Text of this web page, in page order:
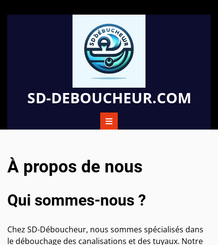
au
SD-DEBOUCHEUR.COM
À propos de nous
Qui sommes-nous ?
Chez SD-Déboucheur, nous sommes spécialisés dans
le débouchage des canalisations et des tuyaux. Notre